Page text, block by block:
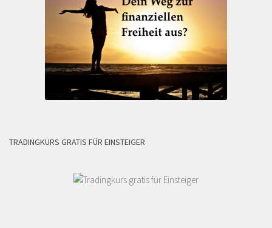
TRADINGKURS GRATIS FÜR EINSTEIGER